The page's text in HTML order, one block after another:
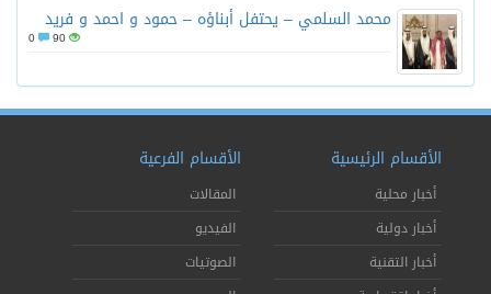
محمد السلمي – يحتفل أبناؤه – حمود و احمد و فريد
90
الأقسام الرئيسية
أخبار محلية
أخبار دولية
أخبار التقنية
الأقسام الفرعية
المقالات
الفيديو
الصوتيات